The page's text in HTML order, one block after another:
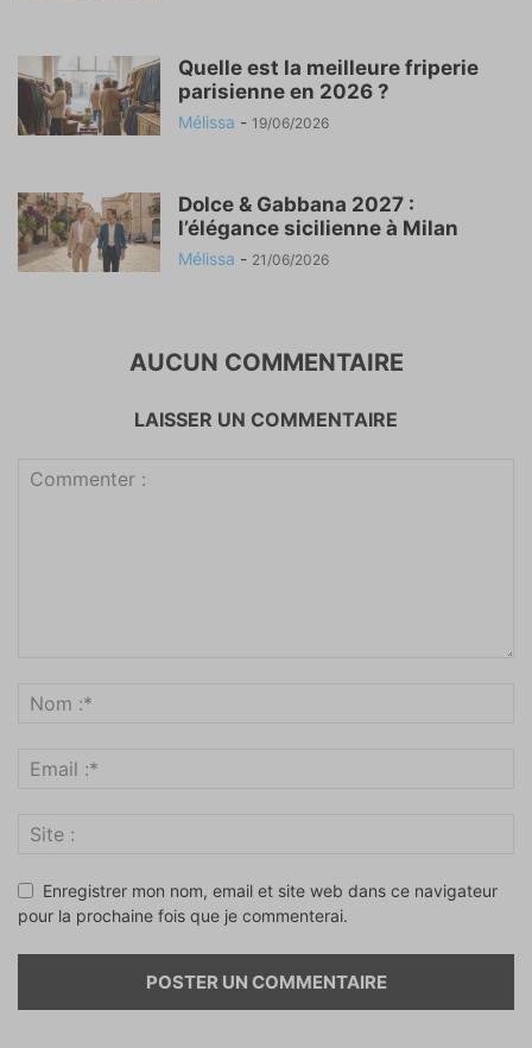
Quelle est la meilleure friperie
parisienne en 2026 ?
Mélissa - 19/06/2026
Dolce & Gabbana 2027 :
l’élégance sicilienne à Milan
Mélissa - 21/06/2026
AUCUN COMMENTAIRE
LAISSER UN COMMENTAIRE
Enregistrer mon nom, email et site web dans ce navigateur
pour la prochaine fois que je commenterai.